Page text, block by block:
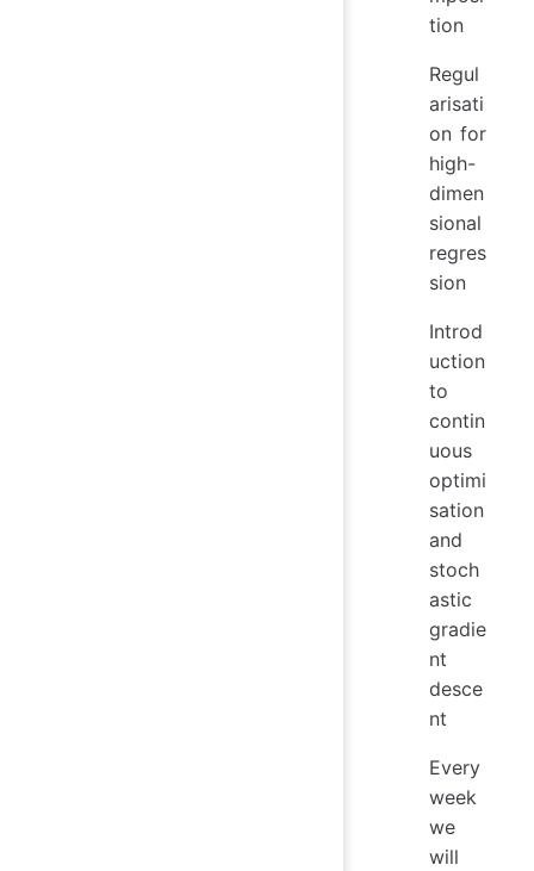
tion
Regul
arisati
on for
high-
dimen
sional
regres
sion
Introd
uction
to
contin
uous
optimi
sation
and
stoch
astic
gradie
nt
desce
nt
Every
week
we
will